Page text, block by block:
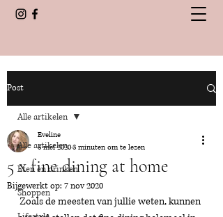
Post
Alle artikelen
Eten en drinken
Shoppen
Alle artikelen
5 x fine dining at home
Eveline
3 mei 20203 minuten om te lezen
Bijgewerkt op: 7 nov 2020
Zoals de meesten van jullie weten, kunnen